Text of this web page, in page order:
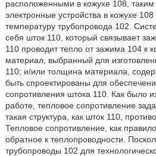
расположенными в кожухе 108,
электронные устройства в кожухе
температуру трубопровода 102.
себя шток 110, который связывает
110 проводит тепло от зажима 104 к
материал, выбранный для
110; и/или толщина материала,
быть спроектированы для
сопротивления штока 110. Как было
работе, тепловое сопротивление
такая структура, как шток 110,
Тепловое сопротивление, как
обратное к теплопроводности.
трубопроводы 102 для